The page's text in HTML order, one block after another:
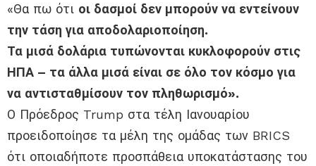
«Θα πω ότι οι δασμοί δεν μπορούν να εντείνουν
την τάση για αποδολαριοποίηση.
Τα μισά δολάρια τυπώνονται κυκλοφορούν στις
ΗΠΑ – τα άλλα μισά είναι σε όλο τον κόσμο για
να αντισταθμίσουν τον πληθωρισμό».
Ο Πρόεδρος Trump στα τέλη Ιανουαρίου
προειδοποίησε τα μέλη της ομάδας των BRICS
ότι οποιαδήποτε προσπάθεια υποκατάστασης του